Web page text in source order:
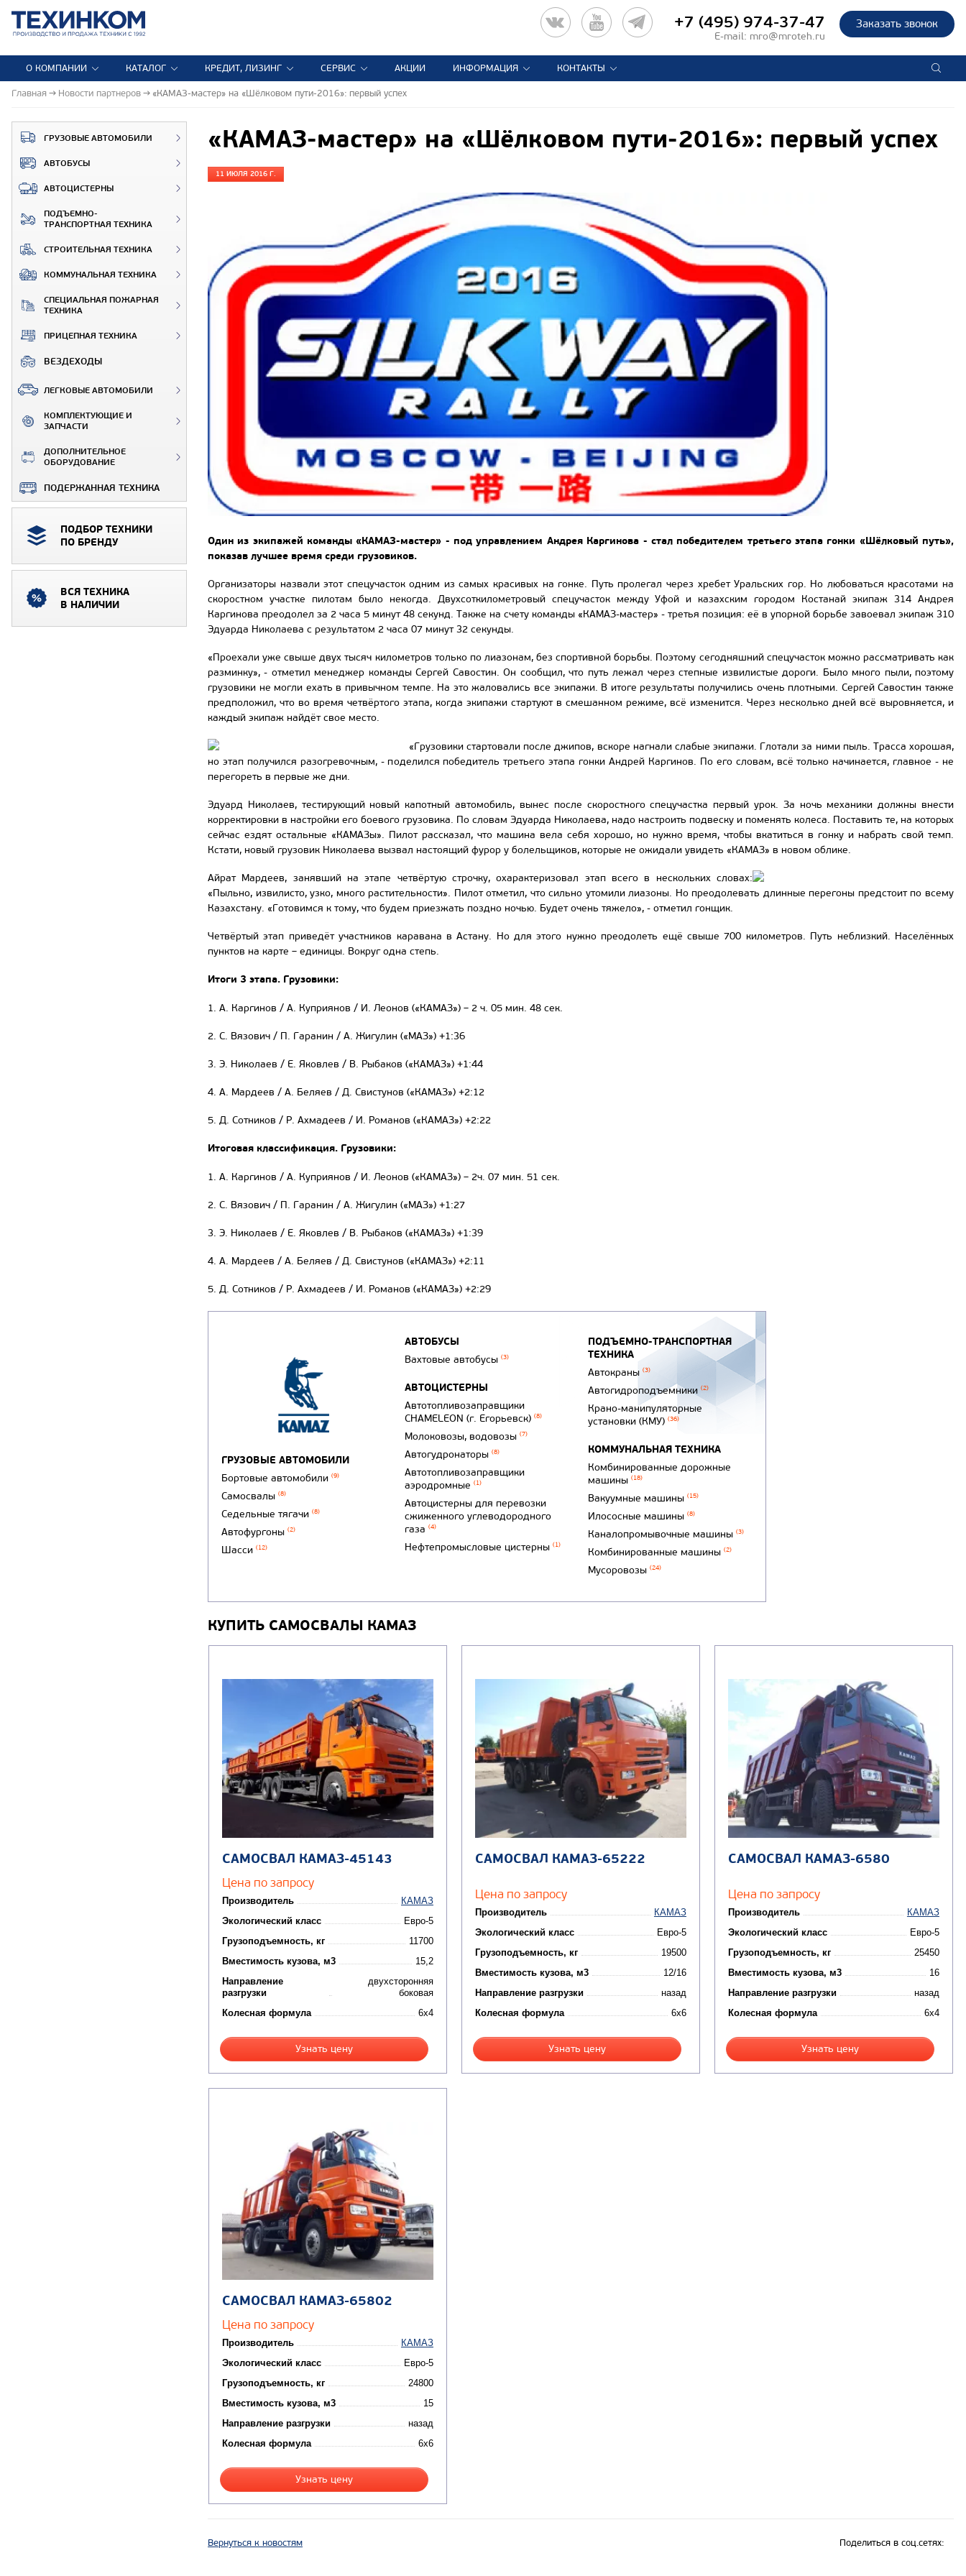
Заказать звонок
+7 (495) 974-37-47
E-mail: mro@mroteh.ru
О КОМПАНИИ КАТАЛОГ КРЕДИТ, ЛИЗИНГ СЕРВИС АКЦИИ ИНФОРМАЦИЯ КОНТАКТЫ
Главная Новости партнеров «КАМАЗ-мастер» на «Шёлковом пути-2016»: первый успех
ГРУЗОВЫЕ АВТОМОБИЛИ
АВТОБУСЫ
АВТОЦИСТЕРНЫ
ПОДЪЕМНО-
ТРАНСПОРТНАЯ ТЕХНИКА
СТРОИТЕЛЬНАЯ ТЕХНИКА
КОММУНАЛЬНАЯ ТЕХНИКА
СПЕЦИАЛЬНАЯ ПОЖАРНАЯ
ТЕХНИКА
ПРИЦЕПНАЯ ТЕХНИКА
ВЕЗДЕХОДЫ
ЛЕГКОВЫЕ АВТОМОБИЛИ
КОМПЛЕКТУЮЩИЕ И
ЗАПЧАСТИ
ДОПОЛНИТЕЛЬНОЕ
ОБОРУДОВАНИЕ
ПОДЕРЖАННАЯ ТЕХНИКА
ПОДБОР ТЕХНИКИ
ПО БРЕНДУ
ВСЯ ТЕХНИКА
В НАЛИЧИИ
«КАМАЗ-мастер» на «Шёлковом пути-2016»: первый успех
11 ИЮЛЯ 2016 Г.
Один из экипажей команды «КАМАЗ-мастер» - под управлением Андрея Каргинова - стал победителем третьего этапа гонки «Шёлковый путь»,
показав лучшее время среди грузовиков.
Организаторы назвали этот спецучасток одним из самых красивых на гонке. Путь пролегал через хребет Уральских гор. Но любоваться красотами на
скоростном участке пилотам было некогда. Двухсоткилометровый спецучасток между Уфой и казахским городом Костанай экипаж 314 Андрея
Каргинова преодолел за 2 часа 5 минут 48 секунд. Также на счету команды «КАМАЗ-мастер» - третья позиция: её в упорной борьбе завоевал экипаж 310
Эдуарда Николаева с результатом 2 часа 07 минут 32 секунды.
«Проехали уже свыше двух тысяч километров только по лиазонам, без спортивной борьбы. Поэтому сегодняшний спецучасток можно рассматривать как
разминку», - отметил менеджер команды Сергей Савостин. Он сообщил, что путь лежал через степные извилистые дороги. Было много пыли, поэтому
грузовики не могли ехать в привычном темпе. На это жаловались все экипажи. В итоге результаты получились очень плотными. Сергей Савостин также
предположил, что во время четвёртого этапа, когда экипажи стартуют в смешанном режиме, всё изменится. Через несколько дней всё выровняется, и
каждый экипаж найдёт свое место.
«Грузовики стартовали после джипов, вскоре нагнали слабые экипажи. Глотали за ними пыль. Трасса хорошая,
но этап получился разогревочным, - поделился победитель третьего этапа гонки Андрей Каргинов. По его словам, всё только начинается, главное - не
перегореть в первые же дни.
Эдуард Николаев, тестирующий новый капотный автомобиль, вынес после скоростного спецучастка первый урок. За ночь механики должны внести
корректировки в настройки его боевого грузовика. По словам Эдуарда Николаева, надо настроить подвеску и поменять колеса. Поставить те, на которых
сейчас ездят остальные «КАМАЗы». Пилот рассказал, что машина вела себя хорошо, но нужно время, чтобы вкатиться в гонку и набрать свой темп.
Кстати, новый грузовик Николаева вызвал настоящий фурор у болельщиков, которые не ожидали увидеть «КАМАЗ» в новом облике.
Айрат Мардеев, занявший на этапе четвёртую строчку, охарактеризовал этап всего в нескольких словах:
«Пыльно, извилисто, узко, много растительности». Пилот отметил, что сильно утомили лиазоны. Но преодолевать длинные перегоны предстоит по всему
Казахстану. «Готовимся к тому, что будем приезжать поздно ночью. Будет очень тяжело», - отметил гонщик.
Четвёртый этап приведёт участников каравана в Астану. Но для этого нужно преодолеть ещё свыше 700 километров. Путь неблизкий. Населённых
пунктов на карте – единицы. Вокруг одна степь.
Итоги 3 этапа. Грузовики:
1. А. Каргинов / А. Куприянов / И. Леонов («КАМАЗ») – 2 ч. 05 мин. 48 сек.
2. С. Вязович / П. Гаранин / А. Жигулин («МАЗ») +1:36
3. Э. Николаев / Е. Яковлев / В. Рыбаков («КАМАЗ») +1:44
4. А. Мардеев / А. Беляев / Д. Свистунов («КАМАЗ») +2:12
5. Д. Сотников / Р. Ахмадеев / И. Романов («КАМАЗ») +2:22
Итоговая классификация. Грузовики:
1. А. Каргинов / А. Куприянов / И. Леонов («КАМАЗ») – 2ч. 07 мин. 51 сек.
2. С. Вязович / П. Гаранин / А. Жигулин («МАЗ») +1:27
3. Э. Николаев / Е. Яковлев / В. Рыбаков («КАМАЗ») +1:39
4. А. Мардеев / А. Беляев / Д. Свистунов («КАМАЗ») +2:11
5. Д. Сотников / Р. Ахмадеев / И. Романов («КАМАЗ») +2:29
ГРУЗОВЫЕ АВТОМОБИЛИ
Бортовые автомобили (9)
Самосвалы (8)
Седельные тягачи (8)
Автофургоны (2)
Шасси (12)
АВТОБУСЫ
Вахтовые автобусы (3)
АВТОЦИСТЕРНЫ
Автотопливозаправщики
CHAMELEON (г. Егорьевск) (8)
Молоковозы, водовозы (7)
Автогудронаторы (8)
Автотопливозаправщики
аэродромные (1)
Автоцистерны для перевозки
сжиженного углеводородного
газа (4)
Нефтепромысловые цистерны (1)
ПОДЪЕМНО-ТРАНСПОРТНАЯ
ТЕХНИКА
Автокраны (3)
Автогидроподъемники (2)
Крано-манипуляторные
установки (КМУ) (36)
КОММУНАЛЬНАЯ ТЕХНИКА
Комбинированные дорожные
машины (18)
Вакуумные машины (15)
Илососные машины (8)
Каналопромывочные машины (3)
Комбинированные машины (2)
Мусоровозы (24)
КУПИТЬ САМОСВАЛЫ КАМАЗ
САМОСВАЛ КАМАЗ-45143
Цена по запросу
Производитель
КАМАЗ
Экологический класс
Евро-5
Грузоподъемность, кг
11700
Вместимость кузова, м3
15,2
Направление
разгрузки
двухсторонняя
боковая
Колесная формула
6x4
Узнать цену
САМОСВАЛ КАМАЗ-65222
Цена по запросу
Производитель
КАМАЗ
Экологический класс
Евро-5
Грузоподъемность, кг
19500
Вместимость кузова, м3
12/16
Направление разгрузки
назад
Колесная формула
6x6
Узнать цену
САМОСВАЛ КАМАЗ-6580
Цена по запросу
Производитель
КАМАЗ
Экологический класс
Евро-5
Грузоподъемность, кг
25450
Вместимость кузова, м3
16
Направление разгрузки
назад
Колесная формула
6x4
Узнать цену
САМОСВАЛ КАМАЗ-65802
Цена по запросу
Производитель
КАМАЗ
Экологический класс
Евро-5
Грузоподъемность, кг
24800
Вместимость кузова, м3
15
Направление разгрузки
назад
Колесная формула
6x6
Узнать цену
Вернуться к новостям Поделиться в соц.сетях: